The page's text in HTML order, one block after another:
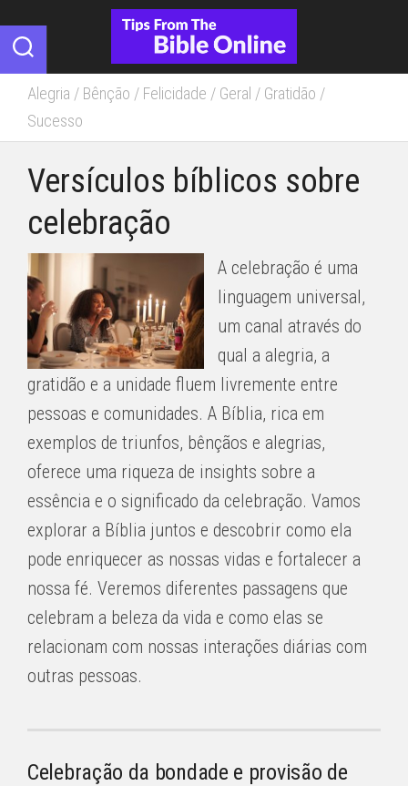
to
content
Alegria / Bênção / Felicidade / Geral / Gratidão /
Sucesso
Versículos bíblicos sobre
celebração
A celebração é uma
linguagem universal,
um canal através do
qual a alegria, a
gratidão e a unidade fluem livremente entre
pessoas e comunidades. A Bíblia, rica em
exemplos de triunfos, bênçãos e alegrias,
oferece uma riqueza de insights sobre a
essência e o significado da celebração. Vamos
explorar a Bíblia juntos e descobrir como ela
pode enriquecer as nossas vidas e fortalecer a
nossa fé. Veremos diferentes passagens que
celebram a beleza da vida e como elas se
relacionam com nossas interações diárias com
outras pessoas.
Celebração da bondade e provisão de